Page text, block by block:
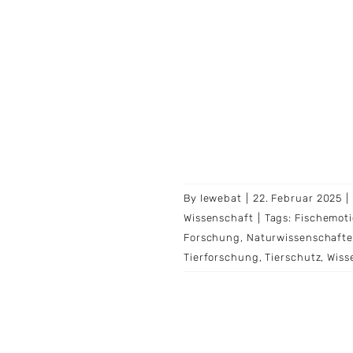
By lewebat 22. Februar 2025
Wissenschaft
Tags:
Forschung ,
Tierforschung ,Tierschutz,